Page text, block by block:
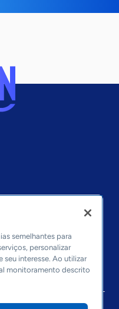
semelhantes para
personalizar
interesse. Ao utilizar
monitoramento descrito